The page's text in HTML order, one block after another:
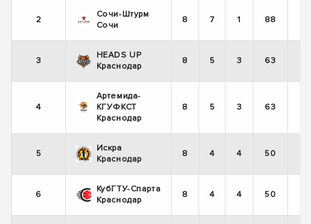
2
Сочи-Штурм
Сочи
8 7 1 88
3
HEADS UP
Краснодар
8 5 3 63
4
Артемида-
КГУФКСТ
Краснодар
8 5 3 63
5
Искра
Краснодар
8 4 4 50
6
КубГТУ-Спарта
Краснодар
8 4 4 50